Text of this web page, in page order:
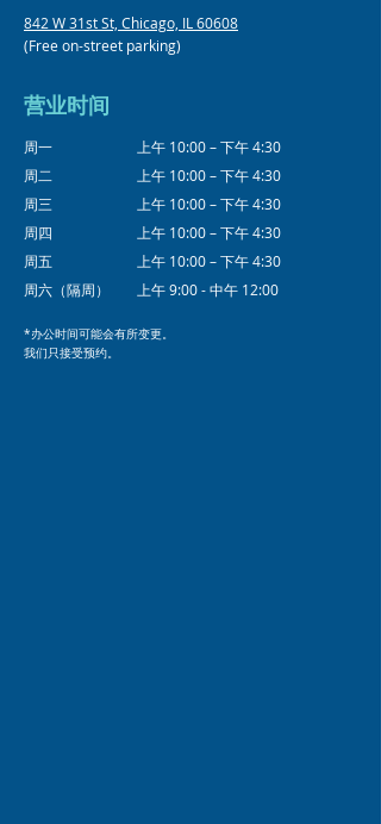
842 W 31st St, Chicago, IL 60608
(Free on-street parking)
营业时间
周一
周二
周三
周四
周五
周六（隔周）
上午 10:00 – 下午 4:30
上午 10:00 – 下午 4:30
上午 10:00 – 下午 4:30
上午 10:00 – 下午 4:30
上午 10:00 – 下午 4:30
上午 9:00 - 中午 12:00
*办公时间可能会有所变更。
我们只接受预约。